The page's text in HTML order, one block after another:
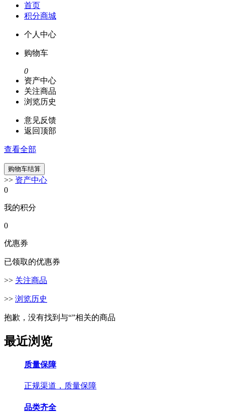
首页
积分商城
个人中心
购物车
0
资产中心
关注商品
浏览历史
意见反馈
返回顶部
查看全部
>> 资产中心
0
我的积分
0
优惠券
已领取的优惠券
>> 关注商品
>> 浏览历史
抱歉，没有找到与“”相关的商品
最近浏览
质量保障
正规渠道，质量保障
品类齐全